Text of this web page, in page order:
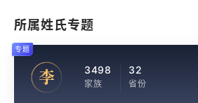
所属姓氏专题
李 3498
家族
32
省份
专题